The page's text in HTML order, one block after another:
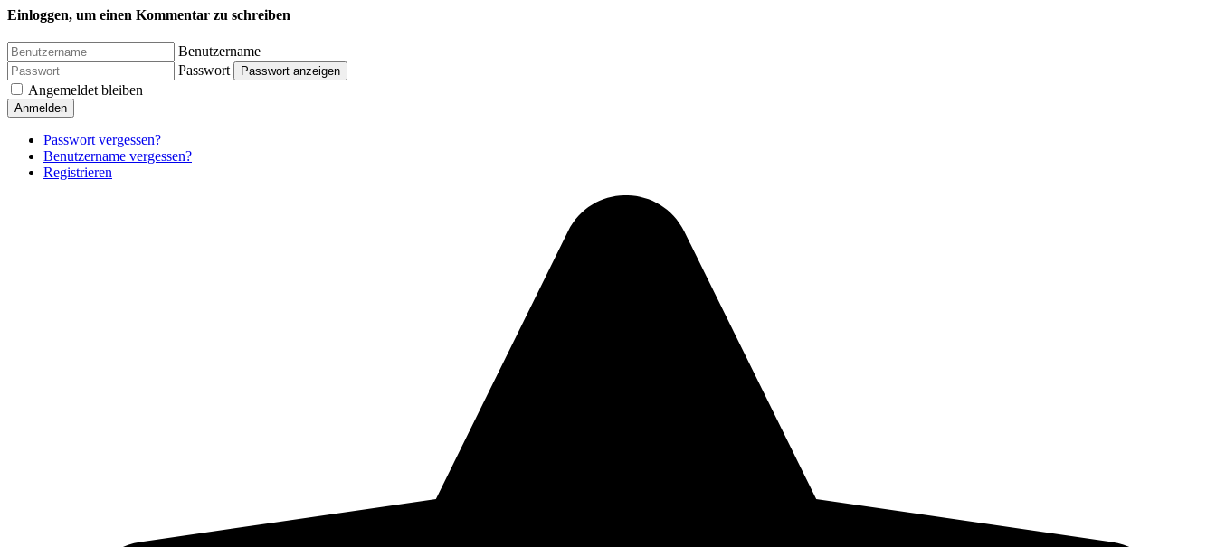
Einloggen, um einen Kommentar zu schreiben
Benutzername
Passwort
Passwort anzeigen
Angemeldet bleiben
Anmelden
Passwort vergessen?
Benutzername vergessen?
Registrieren